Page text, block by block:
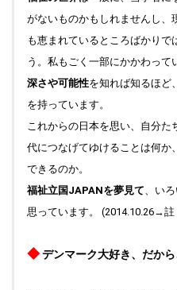
がないものかもしれませんし、
も恵まれているところばかりで
う。私もごく一部にかかわっ
深さや可能性を知れば知るほど
を持っています。
これからの日本を思い、自分
代につなげてゆけることは何か
できるのか。
福祉立国JAPANを夢見て 、い
思っています。 (2014.10.26→
◆デンマーク大好き、だか